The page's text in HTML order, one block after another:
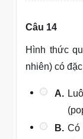
Câu 14
Hình thức
nhiên) có
A.
B. Có